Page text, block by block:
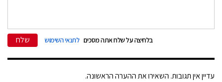
בלחיצה על שלח אתה מסכים לתנאי השימוש שלח
עדיין אין תגובות. השאירו את ההערה הראשונה.